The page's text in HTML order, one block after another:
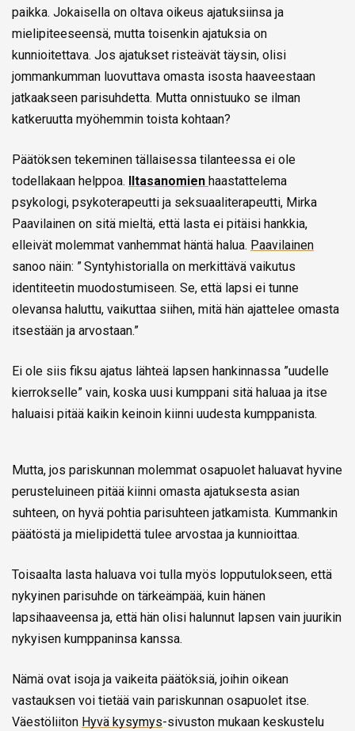
paikka. Jokaisella on oltava oikeus ajatuksiinsa ja
mielipiteeseensä, mutta toisenkin ajatuksia on
kunnioitettava. Jos ajatukset risteävät täysin, olisi
jommankumman luovuttava omasta isosta haaveestaan
jatkaakseen parisuhdetta. Mutta onnistuuko se ilman
katkeruutta myöhemmin toista kohtaan?
Päätöksen tekeminen tällaisessa tilanteessa ei ole
todellakaan helppoa.
Iltasanomien haastattelema
psykologi, psykoterapeutti ja seksuaaliterapeutti, Mirka
Paavilainen on sitä mieltä, että lasta ei pitäisi hankkia,
elleivät molemmat vanhemmat häntä halua. Paavilainen
sanoo näin: ” Syntyhistorialla on merkittävä vaikutus
identiteetin muodostumiseen. Se, että lapsi ei tunne
olevansa haluttu, vaikuttaa siihen, mitä hän ajattelee omasta
itsestään ja arvostaan.”
Ei ole siis fiksu ajatus lähteä lapsen hankinnassa ”uudelle
kierrokselle” vain, koska uusi kumppani sitä haluaa ja itse
haluaisi pitää kaikin keinoin kiinni uudesta kumppanista.
Mutta, jos pariskunnan molemmat osapuolet haluavat hyvine
perusteluineen pitää kiinni omasta ajatuksesta asian
suhteen, on hyvä pohtia parisuhteen jatkamista. Kummankin
päätöstä ja mielipidettä tulee arvostaa ja kunnioittaa.
Toisaalta lasta haluava voi tulla myös lopputulokseen, että
nykyinen parisuhde on tärkeämpää, kuin hänen
lapsihaaveensa ja, että hän olisi halunnut lapsen vain juurikin
nykyisen kumppaninsa kanssa.
Nämä ovat isoja ja vaikeita päätöksiä, joihin oikean
vastauksen voi tietää vain pariskunnan osapuolet itse.
Väestö­liiton Hyvä kysymys-sivuston mukaan keskustelu